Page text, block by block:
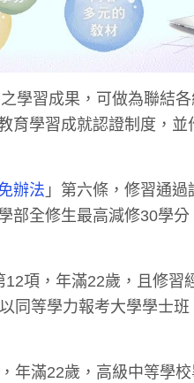
學習成果，可做為聯結
育學習成就認證制度，
辦法 」第六條，修習通
部全修生最高減修30學
12項，年滿22歲，且修習
同等學力報考大學學士
年滿22歲，高級中等學